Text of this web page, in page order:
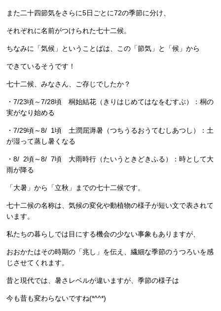
また二十四節気をさらに5日ごとに72の季節に分け、
それぞれに名前がつけられた七十二候。
ちなみに「気候」ということばは、この「節気」と「候」から
できているそうです！
七十二候、みなさん、ご存じでしたか？
・7/23頃～7/28頃 桐始結花 （きりはじめてはなをむすぶ）：桐の
実がなり始める
・7/29頃～8/ 1頃 土潤屈溽暑 （つちうるおうてむしあつし）：土
が湿って蒸し暑くなる
・8/ 2頃～8/ 7頃 大雨時行 （たいうときどきふる）：時として大
雨が降る
「大暑」から「立秋」までの七十二候です。
七十二候の名称は、気候の変化や動植物の様子が短い文で表されて
います。
私たちの暮らしでは目にする機会の少ない事象もありますが、
おおかたはその時期の「兆し」を伝え、繊細な季節のうつろいを感
じさせてくれます。
昔と現代では、暑さレベルが違いますが、季節の様子は
今も昔も変わらないですね(*^^*)